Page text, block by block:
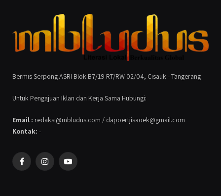
Bermis Serpong ASRI Blok B7/19 RT/RW 02/04, Cisauk - Tangerang
Untuk Pengajuan Iklan dan Kerja Sama Hubungi:
Email : redaksi@mbludus.com / dapoertjisaoek@gmail.com
Kontak: -
FacebookInstagramYouTube